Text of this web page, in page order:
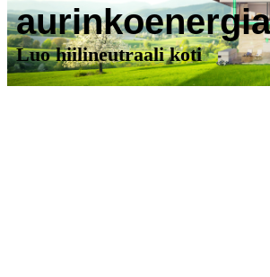
Luo hiilineutraali koti